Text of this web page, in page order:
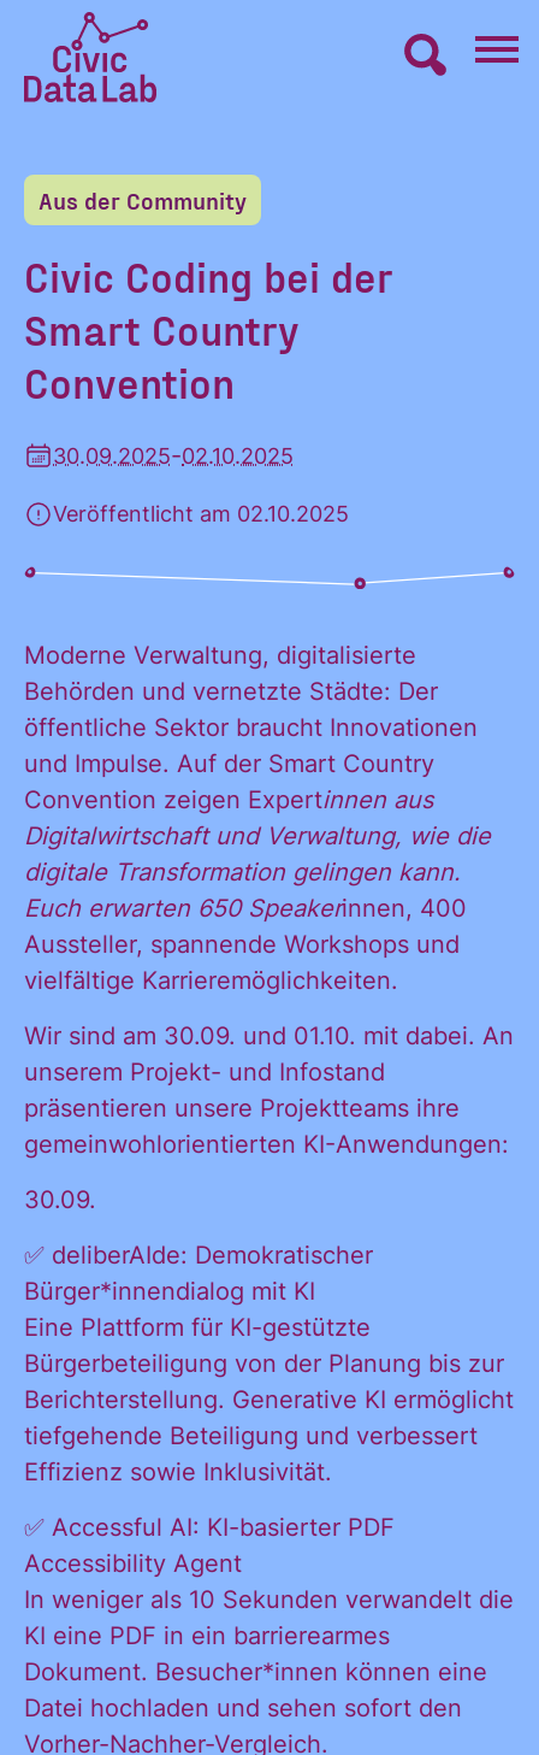
Inhalt
springen
Lab
Startseite
LERNEN
MACHEN
ÜBER UNS
Aus der Community
Civic Coding bei der
Smart Country
Convention
30.09.2025-02.10.2025
Veröffentlicht am 02.10.2025
Moderne Verwaltung, digitalisierte
Behörden und vernetzte Städte: Der
öffentliche Sektor braucht Innovationen
und Impulse. Auf der Smart Country
Convention zeigen Expertinnen aus
Digitalwirtschaft und Verwaltung, wie die
digitale Transformation gelingen kann.
Euch erwarten 650 Speakerinnen, 400
Aussteller, spannende Workshops und
vielfältige Karrieremöglichkeiten.
Wir sind am 30.09. und 01.10. mit dabei. An
unserem Projekt- und Infostand
präsentieren unsere Projektteams ihre
gemeinwohlorientierten KI-Anwendungen:
30.09.
✅ deliberAIde: Demokratischer
Bürger*innendialog mit KI
Eine Plattform für KI-gestützte
Bürgerbeteiligung von der Planung bis zur
Berichterstellung. Generative KI ermöglicht
tiefgehende Beteiligung und verbessert
Effizienz sowie Inklusivität.
✅ Accessful AI: KI-basierter PDF
Accessibility Agent
In weniger als 10 Sekunden verwandelt die
KI eine PDF in ein barrierearmes
Dokument. Besucher*innen können eine
Datei hochladen und sehen sofort den
Vorher-Nachher-Vergleich.
Ja, ich möchte
alle
Informationen
Ja, ich